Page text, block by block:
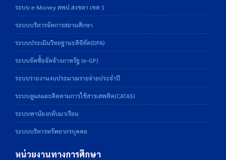
ระบบ e-Money สพป.สงขลา เขต 1
ระบบบริหารจัดการสถานศึกษา
ระบบประเมินวิทยฐานะดิจิทัล(DPA)
ระบบจัดซื้อจัดจ้างภาครัฐ (e-GP)
ระบบรายงานงบประมาณรายจ่ายประจำปี
ระบบดูแลและติดตามการใช้สารเสพติด(CATAS)
ระบบพาน้องกลับมาเรียน
ระบบบริหารทรัพยากรบุคคล
หน่วยงานทางการศึกษา